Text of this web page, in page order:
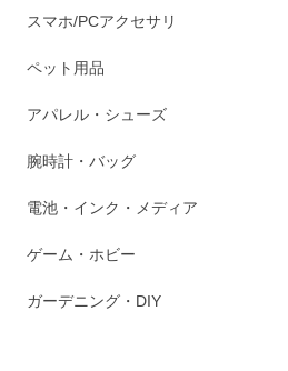
照明
スマホ/PCアクセサリ